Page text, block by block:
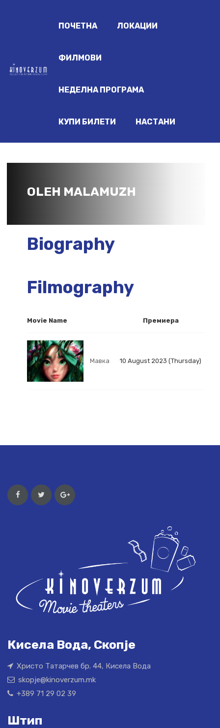
ПОЧЕТНА ЛОКАЦИИ
ФИЛМОВИ
НЕДЕЛНА ПРОГРАМА
КУПИ БИЛЕТИ НАСТАНИ
OLEH MALAMUZH
Biography
Filmography
Movie Name Премиера
Мавка 10 August 2023 (Thursday)
Кисела Вода, Скопје
Христо Татарчев бр. 44, Кисела Вода
skopje@kinoverzum.mk
+389 71 29 02 39
Штип